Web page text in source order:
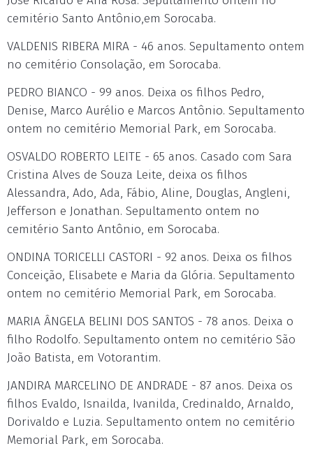
cemitério Santo Antônio,em Sorocaba.
VALDENIS RIBERA MIRA - 46 anos. Sepultamento ontem
no cemitério Consolação, em Sorocaba.
PEDRO BIANCO - 99 anos. Deixa os filhos Pedro,
Denise, Marco Aurélio e Marcos Antônio. Sepultamento
ontem no cemitério Memorial Park, em Sorocaba.
OSVALDO ROBERTO LEITE - 65 anos. Casado com Sara
Cristina Alves de Souza Leite, deixa os filhos
Alessandra, Ado, Ada, Fábio, Aline, Douglas, Angleni,
Jefferson e Jonathan. Sepultamento ontem no
cemitério Santo Antônio, em Sorocaba.
ONDINA TORICELLI CASTORI - 92 anos. Deixa os filhos
Conceição, Elisabete e Maria da Glória. Sepultamento
ontem no cemitério Memorial Park, em Sorocaba.
MARIA ÂNGELA BELINI DOS SANTOS - 78 anos. Deixa o
filho Rodolfo. Sepultamento ontem no cemitério São
João Batista, em Votorantim.
JANDIRA MARCELINO DE ANDRADE - 87 anos. Deixa os
filhos Evaldo, Isnailda, Ivanilda, Credinaldo, Arnaldo,
Dorivaldo e Luzia. Sepultamento ontem no cemitério
Memorial Park, em Sorocaba.